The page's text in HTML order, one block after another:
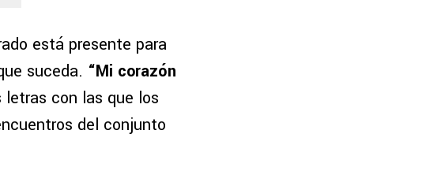
está presente para
suceda. “Mi corazón
letras con las que los
del conjunto